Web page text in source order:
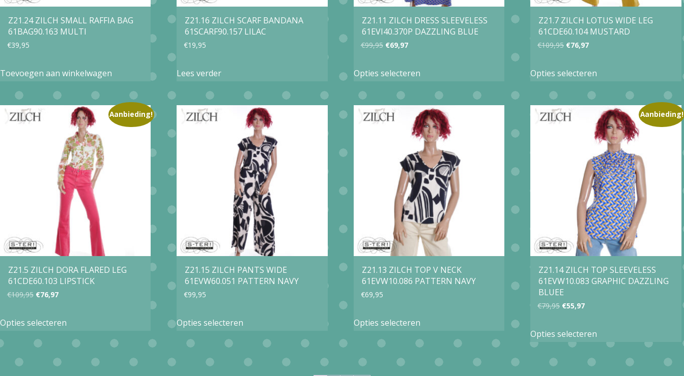
productpagina
productpagina
productpagina
productpagina
Z21.24 ZILCH SMALL RAFFIA BAG
61BAG90.163 MULTI
€39,95
Toevoegen aan winkelwagen
Z21.16 ZILCH SCARF BANDANA
61SCARF90.157 LILAC
€19,95
Lees verder
Z21.11 ZILCH DRESS SLEEVELESS
61EVI40.370P DAZZLING BLUE
€99,95 Oorspronkelijke
was:
€99,95.
€69,97Huidige
is:
Opties selecteren
heeft
meerdere
variaties.
Deze
optie
kan
gekozen
worden
op
de
productpagina
Z21.7 ZILCH LOTUS WIDE LEG
61CDE60.104 MUSTARD
€109,95 Oorspronkelijke
was:
€109,95.
€76,97Huidige
is:
€76,97.
Opties selecteren
meerdere
variaties.
Deze
optie
kan
gekozen
worden
op
de
productpagina
Aanbieding!
Z21.5 ZILCH DORA FLARED LEG
61CDE60.103 LIPSTICK
€109,95 Oorspronkelijke
was:
€109,95.
€76,97Huidige
is:
€76,97.
Opties selecteren
heeft
meerdere
Z21.15 ZILCH PANTS WIDE
61EVW60.051 PATTERN NAVY
€99,95
Opties selecteren
heeft
meerdere
Z21.13 ZILCH TOP V NECK
61EVW10.086 PATTERN NAVY
€69,95
Opties selecteren
heeft
meerdere
Aanbieding!
Z21.14 ZILCH TOP SLEEVELESS
61EVW10.083 GRAPHIC DAZZLING
BLUEE
€79,95 Oorspronkelijke
was:
€55,97Huidige
is:
Opties selecteren